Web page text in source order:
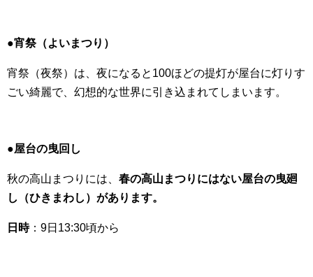
●宵祭（よいまつり）
宵祭（夜祭）は、夜になると100ほどの提灯が屋台に灯りす
ごい綺麗で、幻想的な世界に引き込まれてしまいます。
●屋台の曳回し
秋の高山まつりには、 春の高山まつりにはない屋台の曳廻
し（ひきまわし）があります。
日時：9日13:30頃から